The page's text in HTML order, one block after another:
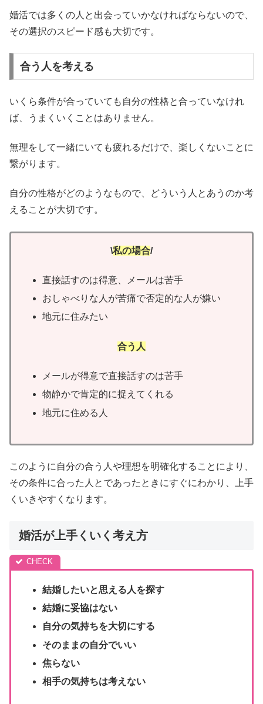
婚活では多くの人と出会っていかなければならないので、
その選択のスピード感も大切です。
合う人を考える
いくら条件が合っていても自分の性格と合っていなけれ
ば、うまくいくことはありません。
無理をして一緒にいても疲れるだけで、楽しくないことに
繋がります。
自分の性格がどのようなもので、どういう人とあうのか考
えることが大切です。
\私の場合/
直接話すのは得意、メールは苦手
おしゃべりな人が苦痛で否定的な人が嫌い
地元に住みたい
合う人
メールが得意で直接話すのは苦手
物静かで肯定的に捉えてくれる
地元に住める人
このように自分の合う人や理想を明確化することにより、
その条件に合った人とであったときにすぐにわかり、上手
くいきやすくなります。
婚活が上手くいく考え方
結婚したいと思える人を探す
結婚に妥協はない
自分の気持ちを大切にする
そのままの自分でいい
焦らない
相手の気持ちは考えない